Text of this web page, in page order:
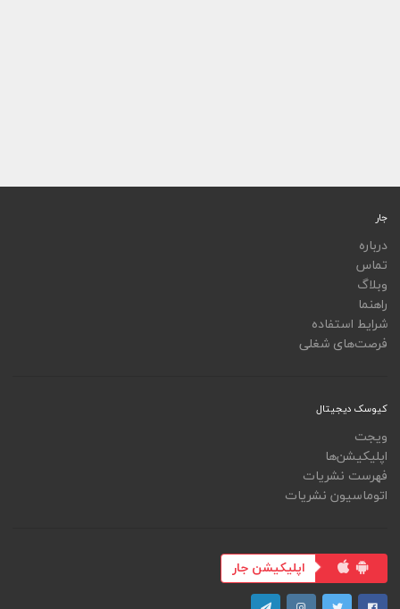
جار
درباره
تماس
وبلاگ
راهنما
شرایط استفاده
فرصت‌های شغلی
کیوسک دیجیتال
ویجت
اپلیکیشن‌ها
فهرست نشریات
اتوماسیون نشریات
اپلیکیشن جار